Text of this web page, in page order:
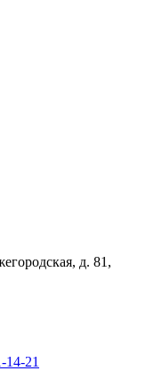
д. 81,
14-21